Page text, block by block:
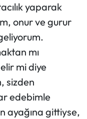
yaparak
onur ve gurur
mı
mi diye
sizden
edebimle
ayağına gittiyse,